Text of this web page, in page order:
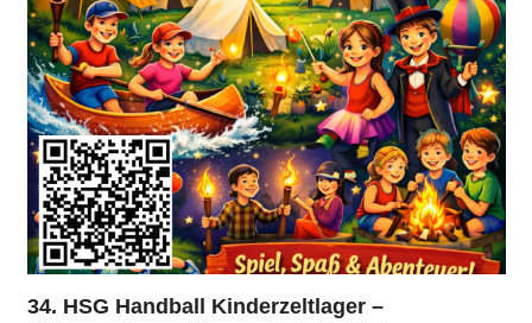
34. HSG Handball Kinderzeltlager –